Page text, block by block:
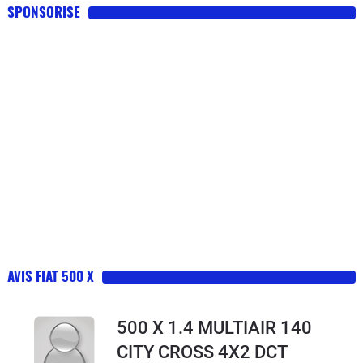
SPONSORISE
AVIS FIAT 500 X
500 X 1.4 MULTIAIR 140
CITY CROSS 4X2 DCT